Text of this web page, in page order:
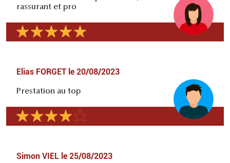
rassurant et pro
Elias FORGET le 20/08/2023
Prestation au top
Simon VIEL le 25/08/2023